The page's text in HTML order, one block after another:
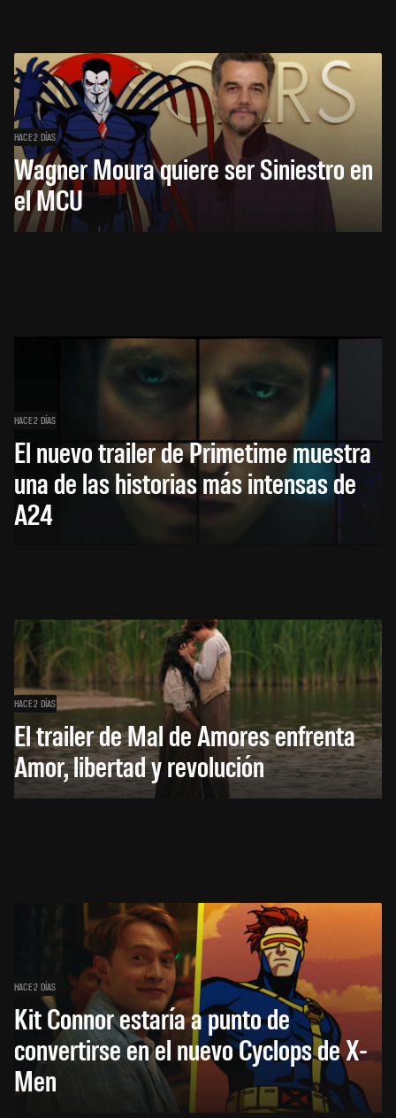
HACE 2 DÍAS
Wagner Moura quiere ser Siniestro en
el MCU
HACE 2 DÍAS
El nuevo trailer de Primetime muestra
una de las historias más intensas de
A24
HACE 2 DÍAS
El trailer de Mal de Amores enfrenta
Amor, libertad y revolución
HACE 2 DÍAS
Kit Connor estaría a punto de
convertirse en el nuevo Cyclops de X-
Men